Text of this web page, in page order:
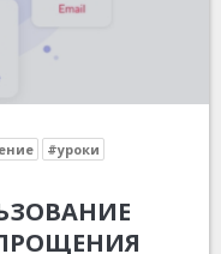
#уроки